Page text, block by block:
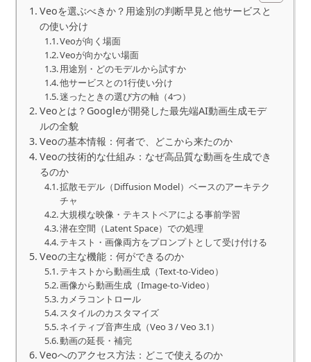
Veoを選ぶべきか？用途別の判断早見と他サービスと
の使い分け
Veoが向く場面
Veoが向かない場面
用途別・どのモデルから試すか
他サービスとの1行使い分け
迷ったときの選び方の軸（4つ）
Veoとは？Googleが開発した最先端AI動画生成モデ
ルの全貌
Veoの基本情報：何者で、どこから来たのか
Veoの技術的な仕組み：なぜ高品質な動画を生成でき
るのか
拡散モデル（Diffusion Model）ベースのアーキテク
チャ
大規模な映像・テキストペアによる事前学習
潜在空間（Latent Space）での処理
テキスト・画像両方をプロンプトとして受け付ける
Veoの主な機能：何ができるのか
テキストから動画生成（Text-to-Video）
画像から動画生成（Image-to-Video）
カメラコントロール
スタイルのカスタマイズ
ネイティブ音声生成（Veo 3 / Veo 3.1）
動画の延長・補完
Veoへのアクセス方法：どこで使えるのか